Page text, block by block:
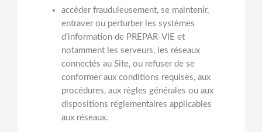
accéder frauduleusement, se maintenir,
entraver ou perturber les systèmes
d’information de PREPAR-VIE et
notamment les serveurs, les réseaux
connectés au Site, ou refuser de se
conformer aux conditions requises, aux
procédures, aux règles générales ou aux
dispositions réglementaires applicables
aux réseaux.